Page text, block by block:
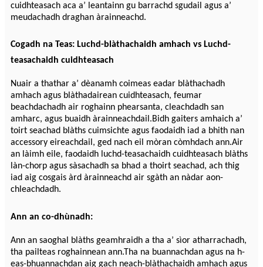
cuidhteasach aca a’ leantainn gu barrachd sgudail agus a’
meudachadh draghan àrainneachd.
Cogadh na Teas: Luchd-blàthachaidh amhach vs Luchd-
teasachaidh cuidhteasach
Nuair a thathar a’ dèanamh coimeas eadar blàthachadh
amhach agus blàthadairean cuidhteasach, feumar
beachdachadh air roghainn phearsanta, cleachdadh san
amharc, agus buaidh àrainneachdail.Bidh gaiters amhaich a’
toirt seachad blàths cuimsichte agus faodaidh iad a bhith nan
accessory eireachdail, ged nach eil mòran còmhdach ann.Air
an làimh eile, faodaidh luchd-teasachaidh cuidhteasach blàths
làn-chorp agus sàsachadh sa bhad a thoirt seachad, ach thig
iad aig cosgais àrd àrainneachd air sgàth an nàdar aon-
chleachdadh.
Ann an co-dhùnadh:
Ann an saoghal blàths geamhraidh a tha a’ sìor atharrachadh,
tha pailteas roghainnean ann.Tha na buannachdan agus na h-
eas-bhuannachdan aig gach neach-blàthachaidh amhach agus